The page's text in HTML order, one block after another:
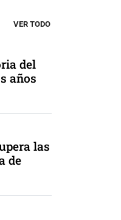
VER TODO
del
años
las
de